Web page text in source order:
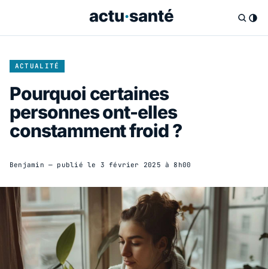
ACTUALITÉ
Pourquoi certaines
personnes ont-elles
constamment froid ?
Benjamin — publié le 3 février 2025 à 8h00